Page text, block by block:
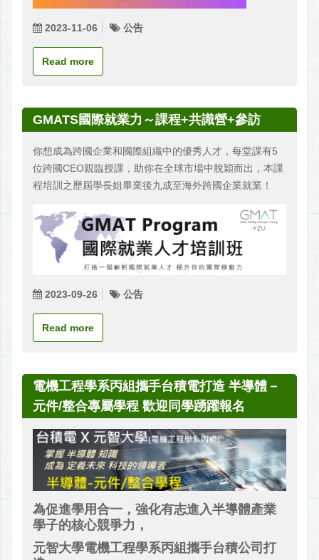
2023-11-06 公告
Read more
GMATS國際就業力～課程+共識營+參訪
你想成為跨國企業和國際組織中的優秀人才，每堂課有5
位跨國CEO親臨授課，助你在全球市場中脫穎而出，本課
程培訓之歷屆學長姐畢業後九成至海外跨國企業就業！
2023-09-26 公告
Read more
電機工程學系丙組攜手台積電打造 半導體－
元件/整合專屬學程 歡迎同學踴躍報名
為促進學用合一，強化有志進入半導體產業
學子的核心競爭力，
元智大學電機工程學系丙組攜手台積公司打